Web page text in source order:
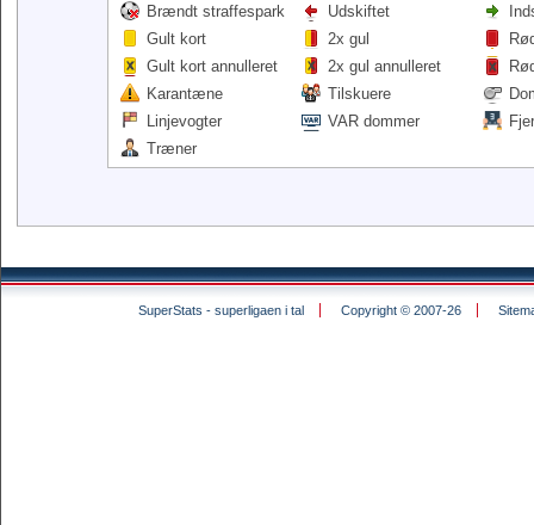
Brændt straffespark
Udskiftet
Gult kort
2x gul
Gult kort annulleret
2x gul annulleret
Karantæne
Tilskuere
Linjevogter
VAR dommer
Træner
SuperStats - superligaen i tal Copyright © 2007-26